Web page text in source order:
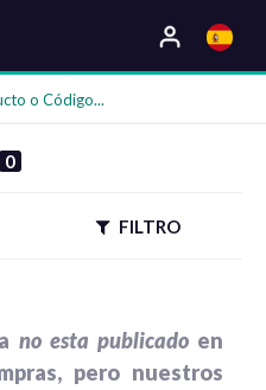
0
FILTRO
no esta publicadoen
pero nuestros